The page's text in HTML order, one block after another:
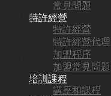
常見問題
特許經營
特許經營
特許經營代理
加盟程序
加盟常見問題
培訓課程
講座和課程
甜品店
HKD170,000
參考利潤: